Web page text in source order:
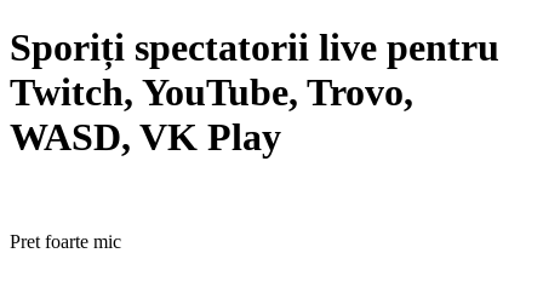
Sporiți spectatorii live pentru
Twitch, YouTube, Trovo,
WASD, VK Play
Pret foarte mic